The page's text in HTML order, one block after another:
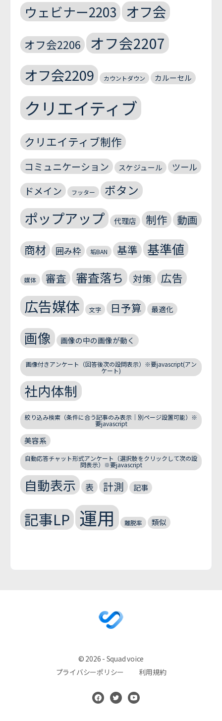
ウェビナー2203 オフ会
オフ会2206 オフ会2207
オフ会2209 カウントダウン カルーセル
クリエイティブ
クリエイティブ制作
コミュニケーション スケジュール ツール
ドメイン フッター ボタン
ポップアップ 代理店 制作 動画
商材 囲み枠 垢BAN 基準 基準値
媒体 審査 審査落ち 対策 広告
広告媒体 文字 日予算 最適化
画像 画像の中の画像が動く
画像付きアンケート（回答後次の設問表示）※要javascript(アン
ケート)
社内体制
絞り込み検索（条件に合う記事のみ表示｜別ページ設置可能）※
要javascript
美容系
自動応答チャット形式アンケート（選択肢をクリックして次の設
問表示）※要javascript
自動表示 表 計測 記事
記事LP 運用 離脱率 類似
© 2026 - Squad voice
プライバシーポリシー
利用規約